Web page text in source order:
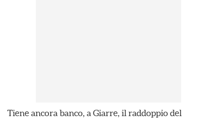
Tiene ancora banco, a Giarre, il raddoppio del